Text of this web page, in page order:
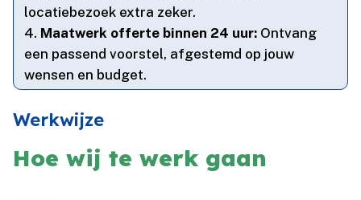
locatiebezoek extra zeker.​
Maatwerk offerte binnen 24 uur: Ontvang
een passend voorstel, afgestemd op jouw
wensen en budget.​
Werkwijze
Hoe wij te werk gaan